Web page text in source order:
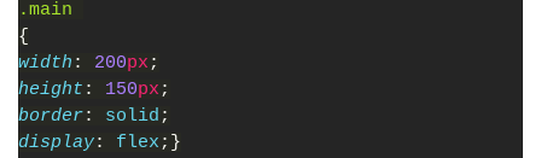
.main
{
width : 200px ;
height : 150px ;
border: solid ;
display: flex ;}